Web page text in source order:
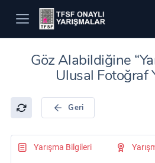
Göz Alabildiğine
Ulusal Fotoğraf
Geri
Yarışma Bilgileri